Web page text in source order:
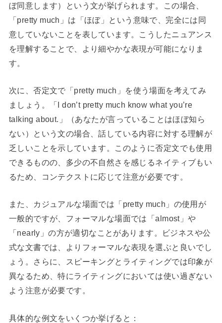
ぼ同意します）という文が挙げられます。この場合、
「pretty much」は「ほぼ」という意味で、完全には同
意していないことを表しています。こうしたニュアンス
を理解することで、より細やかな表現が可能になりま
す。
次に、否定文で「pretty much」を使う場面を考えてみ
ましょう。「I don’t pretty much know what you’re
talking about.」（あなたが言っていることはほぼ知ら
ない）という文の場合、話している内容に対する理解が
乏しいことを示しています。このように否定文でも使用
できるものの、多少の不自然さを感じるネイティブもい
るため、コンテクストに応じて注意が必要です。
また、カジュアルな場面では「pretty much」の使用が
一般的ですが、フォーマルな場面では「almost」や
「nearly」の方が適切なことがあります。ビジネスや公
式な文書では、よりフォーマルな表現を選ぶと良いでし
ょう。さらに、スピーキングとライティングでは印象が
異なるため、特にライティングにおいては使い過ぎない
よう注意が必要です。
具体的な例文をいくつか挙げると：